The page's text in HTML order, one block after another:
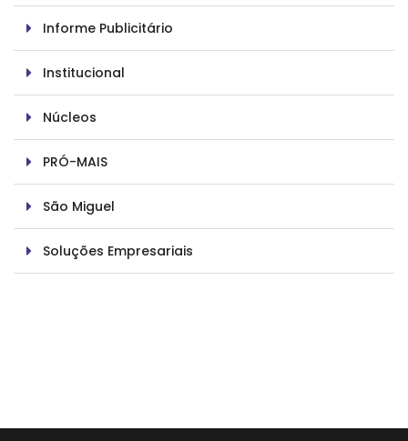
Informe Publicitário
Institucional
Núcleos
PRÓ-MAIS
São Miguel
Soluções Empresariais